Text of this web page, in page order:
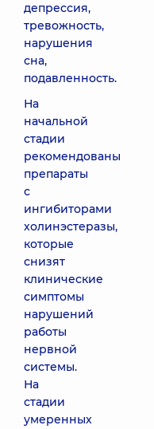
депрессия,
тревожность,
нарушения
сна,
подавленность.
На
начальной
стадии
рекомендованы
препараты
с
ингибиторами
холинэстеразы,
которые
снизят
клинические
симптомы
нарушений
работы
нервной
системы.
На
стадии
умеренных